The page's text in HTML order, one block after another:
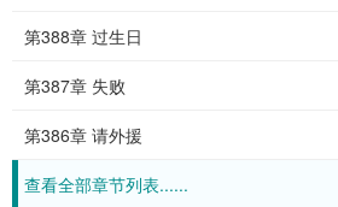
第388章 过生日
第387章 失败
第386章 请外援
查看全部章节列表......